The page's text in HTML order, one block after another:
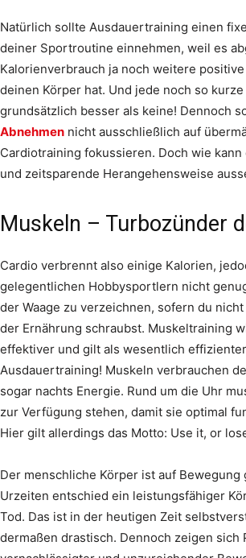
Natürlich sollte Ausdauertraining einen
deiner Sportroutine einnehmen, weil es
Kalorienverbrauch ja noch weitere
deinen Körper hat. Und jede noch so
grundsätzlich besser als keine! Dennoch
Abnehmen nicht ausschließlich auf
Cardiotraining fokussieren. Doch wie
und zeitsparende Herangehensweise
Muskeln – Turbozünder
Cardio verbrennt also einige Kalorien,
gelegentlichen Hobbysportlern nicht
der Waage zu verzeichnen, sofern du
der Ernährung schraubst. Muskeltraining
effektiver und gilt als wesentlich
Ausdauertraining! Muskeln verbrauchen
sogar nachts Energie. Rund um die Uhr
zur Verfügung stehen, damit sie optimal
Hier gilt allerdings das Motto: Use it, or
Der menschliche Körper ist auf Bewegung
Urzeiten entschied ein leistungsfähiger
Tod. Das ist in der heutigen Zeit
dermaßen drastisch. Dennoch zeigen sich